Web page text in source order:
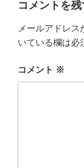
コメントを残
メールアドレス
いている欄は必
コメント ※